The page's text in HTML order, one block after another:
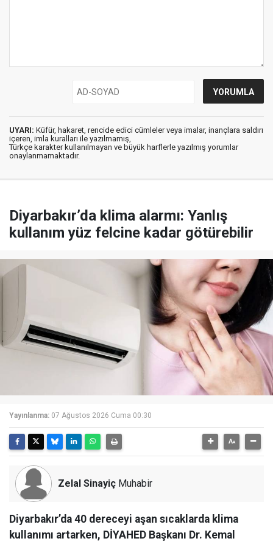
UYARI: Küfür, hakaret, rencide edici cümleler veya imalar, inançlara saldırı
içeren, imla kuralları ile yazılmamış,
Türkçe karakter kullanılmayan ve büyük harflerle yazılmış yorumlar
onaylanmamaktadır.
Diyarbakır’da klima alarmı: Yanlış
kullanım yüz felcine kadar götürebilir
Yayınlanma: 07 Ağustos 2026 Cuma 00:30
Zelal Sinayiç Muhabir
Diyarbakır’da 40 dereceyi aşan sıcaklarda klima
kullanımı artarken, DİYAHED Başkanı Dr. Kemal